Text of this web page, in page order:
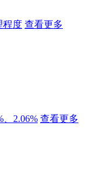
程度 查看更多
2.06% 查看更多